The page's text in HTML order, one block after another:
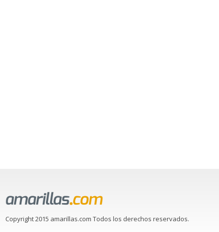
Copyright 2015 amarillas.com Todos los derechos reservados.